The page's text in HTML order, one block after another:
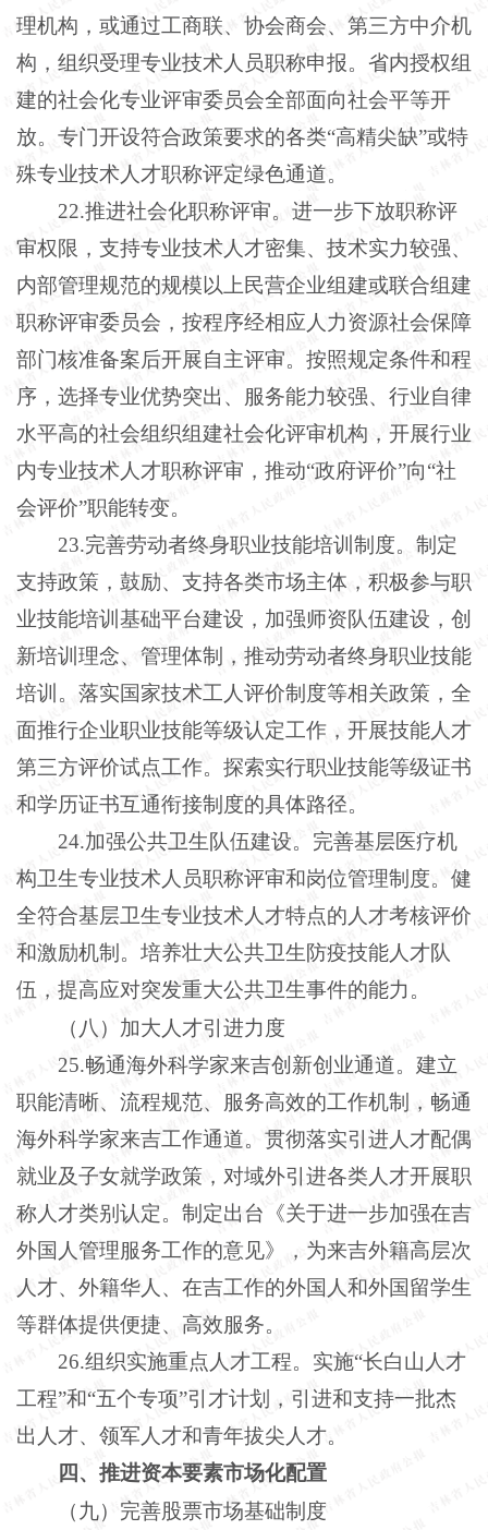
理机构，或通过工商联、协会商会、第三方中介机
构，组织受理专业技术人员职称申报。省内授权组
建的社会化专业评审委员会全部面向社会平等开
放。专门开设符合政策要求的各类“高精尖缺”或特
殊专业技术人才职称评定绿色通道。
22.推进社会化职称评审。进一步下放职称评
审权限，支持专业技术人才密集、技术实力较强、
内部管理规范的规模以上民营企业组建或联合组建
职称评审委员会，按程序经相应人力资源社会保障
部门核准备案后开展自主评审。按照规定条件和程
序，选择专业优势突出、服务能力较强、行业自律
水平高的社会组织组建社会化评审机构，开展行业
内专业技术人才职称评审，推动“政府评价”向“社
会评价”职能转变。
23.完善劳动者终身职业技能培训制度。制定
支持政策，鼓励、支持各类市场主体，积极参与职
业技能培训基础平台建设，加强师资队伍建设，创
新培训理念、管理体制，推动劳动者终身职业技能
培训。落实国家技术工人评价制度等相关政策，全
面推行企业职业技能等级认定工作，开展技能人才
第三方评价试点工作。探索实行职业技能等级证书
和学历证书互通衔接制度的具体路径。
24.加强公共卫生队伍建设。完善基层医疗机
构卫生专业技术人员职称评审和岗位管理制度。健
全符合基层卫生专业技术人才特点的人才考核评价
和激励机制。培养壮大公共卫生防疫技能人才队
伍，提高应对突发重大公共卫生事件的能力。
（八）加大人才引进力度
25.畅通海外科学家来吉创新创业通道。建立
职能清晰、流程规范、服务高效的工作机制，畅通
海外科学家来吉工作通道。贯彻落实引进人才配偶
就业及子女就学政策，对域外引进各类人才开展职
称人才类别认定。制定出台《关于进一步加强在吉
外国人管理服务工作的意见》，为来吉外籍高层次
人才、外籍华人、在吉工作的外国人和外国留学生
等群体提供便捷、高效服务。
26.组织实施重点人才工程。实施“长白山人才
工程”和“五个专项”引才计划，引进和支持一批杰
出人才、领军人才和青年拔尖人才。
四、推进资本要素市场化配置
（九）完善股票市场基础制度